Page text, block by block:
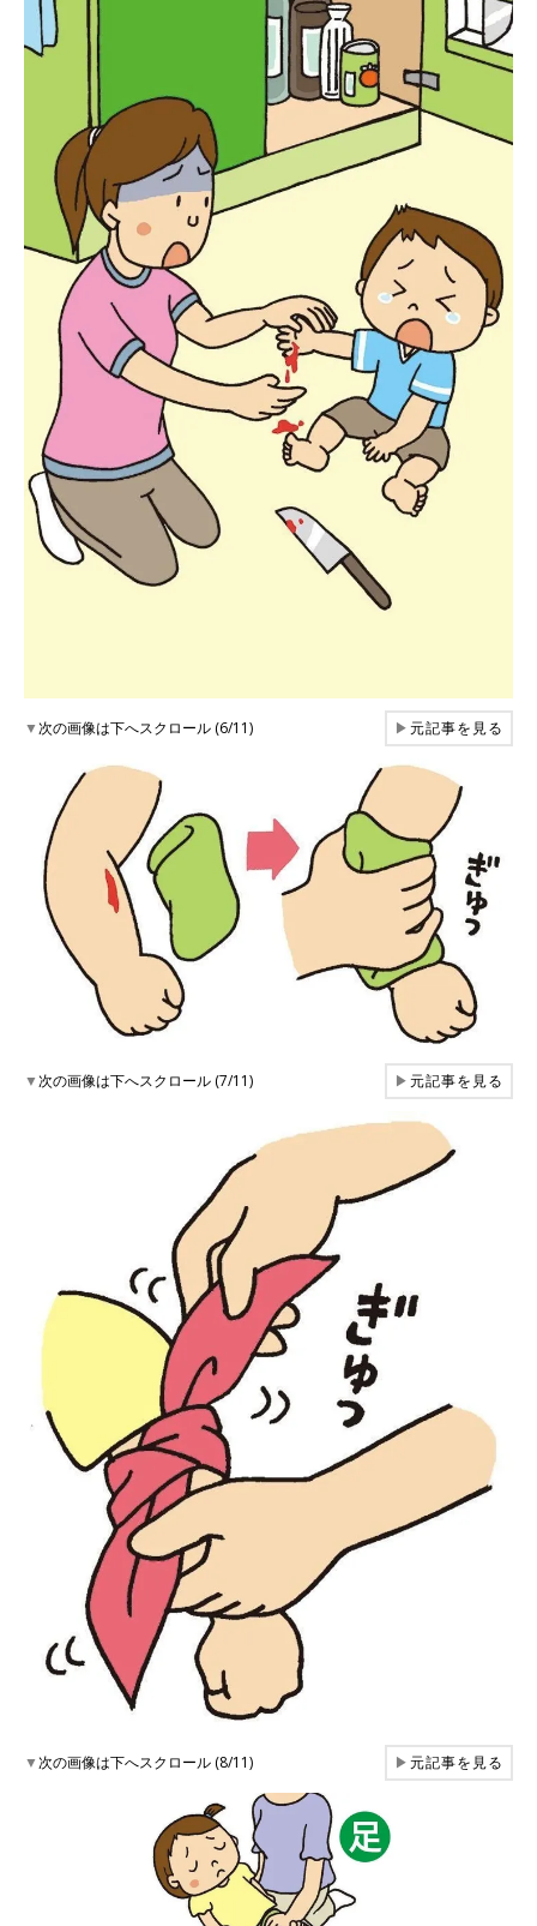
▼次の画像は下へスクロール (6/11) ▶元記事を見る
▼次の画像は下へスクロール (7/11) ▶元記事を見る
▼次の画像は下へスクロール (8/11) ▶元記事を見る